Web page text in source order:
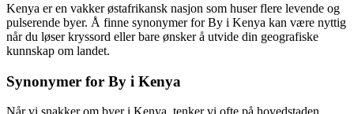
Kenya er en vakker østafrikansk nasjon som huser flere levende og
pulserende byer. Å finne synonymer for By i Kenya kan være nyttig
når du løser kryssord eller bare ønsker å utvide din geografiske
kunnskap om landet.
Synonymer for By i Kenya